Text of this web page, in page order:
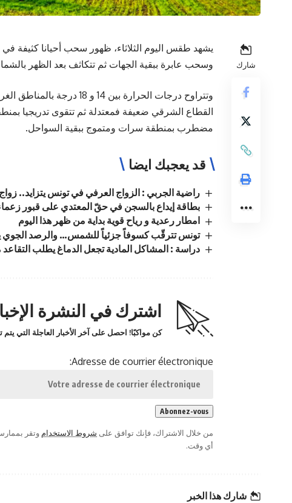
شارك
يشهد طقس اليوم الثلاثاء، ظهور سحب أحيانا كثيفة
وسحب عابرة ببقية الجهات ثم تتكاثف بعد الظهر
القطاع الشرقي ضعيفة فمعتدلة ثم تتقوى تدريجيا
مضطرب بمنطقة سرات ومتموج ببقية السواحل.
قد يعجبك ايضا
راضية الجربي : الزواج العرفي في تونس يتزايد..
بطاقة إيداع بالسجن في حقّ المعتدي على قبور زعماء
امطار رعدية و رياح قوية بداية من ظهر هذا اليوم
تونس تترقّب كسوفاً جزئياً للشمس… والرصد الجوي
دراسة : المشاكل المادية تجعل الدماغ يطلب التقاعد
اشترك في النشرة
كن مواكبًا! احصل على آخر الأخبار العاجلة التي
Adresse de courrier électronique:
من خلال الاشتراك، فإنك توافق على شروط الاستخدام وتقر
أي وقت.
شارك هذا الخبر